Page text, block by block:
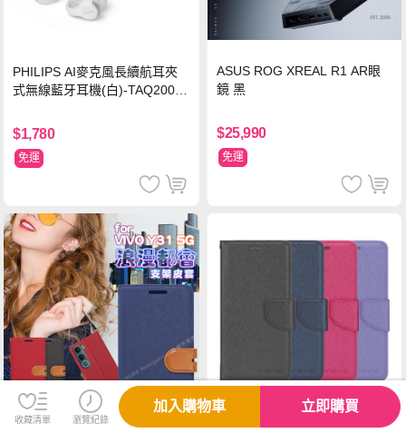
PHILIPS AI麥克風長續航耳夾
式無線藍牙耳機(白)-TAQ2000
$1,780
免運
ASUS ROG XREAL R1 AR眼
鏡 黑
$25,990
免運
收藏清單 瀏覽紀錄
加入購物車 立即購買